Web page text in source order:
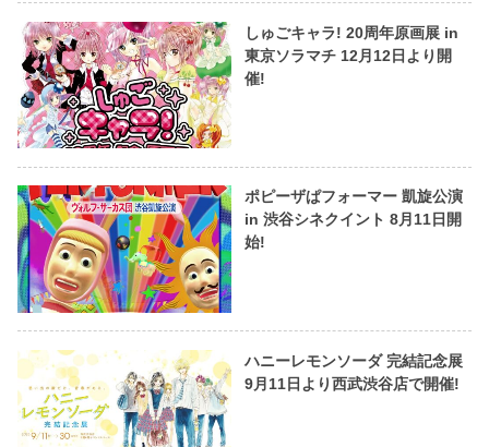
しゅごキャラ! 20周年原画展 in
東京ソラマチ 12月12日より開
催!
ポピーザぱフォーマー 凱旋公演
in 渋谷シネクイント 8月11日開
始!
ハニーレモンソーダ 完結記念展
9月11日より西武渋谷店で開催!